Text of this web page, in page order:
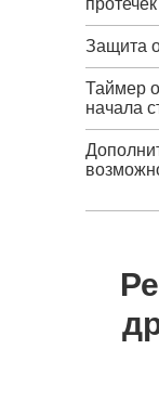
Защита
Таймер
начала